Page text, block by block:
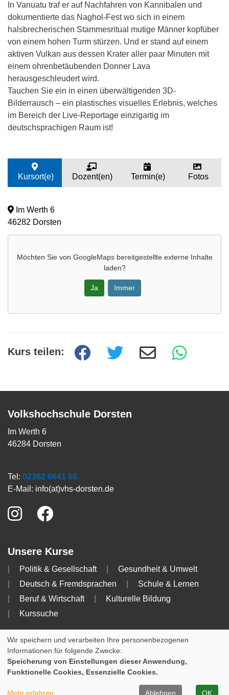
In Vanuatu traf er auf Nachfahren von Kannibalen und
dokumentierte das Naghol-Fest wo sich in einem
halsbrecherischen Stammesritual mutige Männer kopfüber
von einem hohen Turm stürzen. Und er stand auf einem
aktiven Vulkan aus dessen Krater aller paar Minuten mit
einem ohrenbetäubenden Donner Lava
herausgeschleudert wird.
Tauchen Sie ein in einen überwältigenden 3D-
Bilderrausch – ein plastisches visuelles Erlebnis, welches
im Bereich der Live-Reportage einzigartig im
deutschsprachigen Raum ist!
Kursort(e) Dozent(en) Termin(e) Fotos
Im Werth 6
46282 Dorsten
Möchten Sie von GoogleMapsbereitgestellte externe Inhalte
laden?
Ja Immer
Kurs teilen:
Volkshochschule Dorsten
Im Werth 6
46284 Dorsten
Tel: 02362 6641 60
E-Mail: info(at)vhs-dorsten.de
Unsere Kurse
Politik & Gesellschaft
Gesundheit & Umwelt
Deutsch & Fremdsprachen
Schule & Lernen
Beruf & Wirtschaft
Kulturelle Bildung
Kurssuche
Info
Impressum AGB Datenschutzerklärung
Wir speichern und verarbeiten Ihre personenbezogenen
Informationen für folgende Zwecke:
Speicherung von Einstellungen dieser Anwendung,
Funktionelle Cookies, Essenzielle Cookies.
Mehr erfahren Ablehnen OK